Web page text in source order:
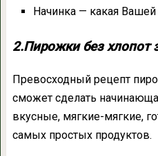
Начинка — какая
2.Пирожки без хлопот
Превосходный рецепт
сможет сделать
вкусные, мягкие-мягкие,
самых простых продуктов.